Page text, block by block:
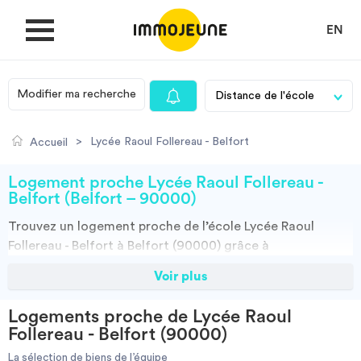
EN
MON COMPTE
Je cherche un logement
Villes
Modifier ma recherche
Accueil > Lycée Raoul Follereau - Belfort
Logement proche Lycée Raoul Follereau -
Belfort (Belfort – 90000)
Trouvez un logement proche de l’école Lycée Raoul
Follereau - Belfort à Belfort (90000) grâce à
Découvrez nos milliers d’offres de locations proches de
locations par particuliers, par agences et colocations.
Vous avez tous les choix.
Voir plus
Logements proche de Lycée Raoul
Follereau - Belfort (90000)
La sélection de biens de l’équipe